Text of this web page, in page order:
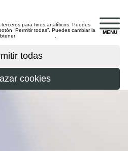
MENU
para fines analíticos. Puedes
“Permitir todas”. Puedes cambiar la